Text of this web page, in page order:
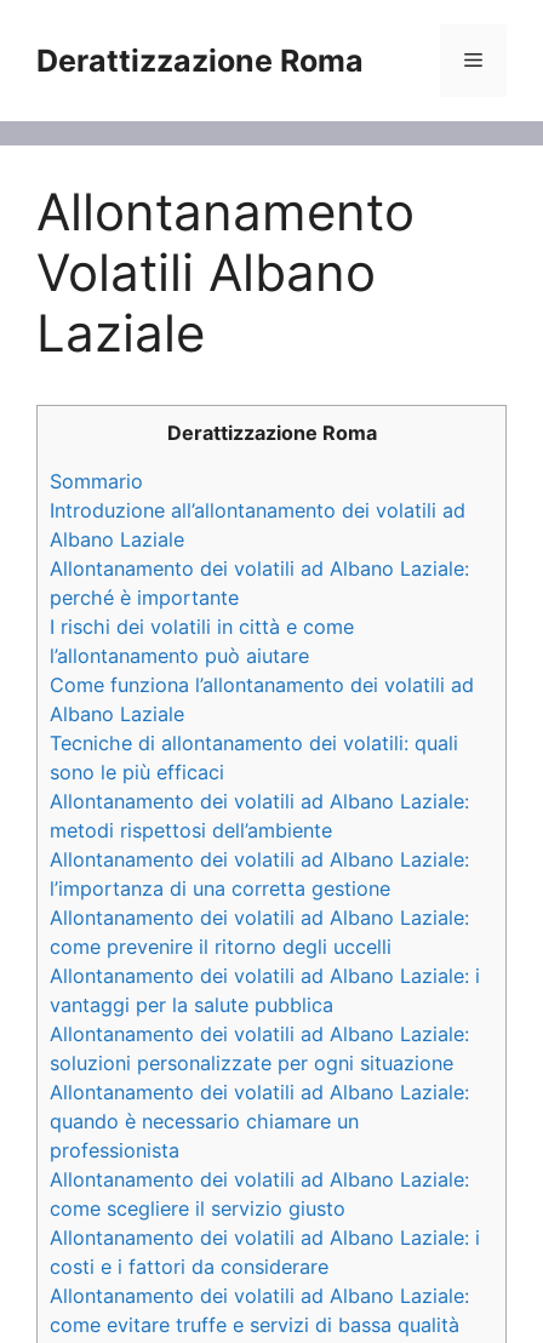
contenuto
Derattizzazione Roma Menu
Allontanamento
Volatili Albano
Laziale
Derattizzazione Roma
Sommario
Introduzione all’allontanamento dei volatili ad
Albano Laziale
Allontanamento dei volatili ad Albano Laziale:
perché è importante
I rischi dei volatili in città e come
l’allontanamento può aiutare
Come funziona l’allontanamento dei volatili ad
Albano Laziale
Tecniche di allontanamento dei volatili: quali
sono le più efficaci
Allontanamento dei volatili ad Albano Laziale:
metodi rispettosi dell’ambiente
Allontanamento dei volatili ad Albano Laziale:
l’importanza di una corretta gestione
Allontanamento dei volatili ad Albano Laziale:
come prevenire il ritorno degli uccelli
Allontanamento dei volatili ad Albano Laziale: i
vantaggi per la salute pubblica
Allontanamento dei volatili ad Albano Laziale:
soluzioni personalizzate per ogni situazione
Allontanamento dei volatili ad Albano Laziale:
quando è necessario chiamare un
professionista
Allontanamento dei volatili ad Albano Laziale:
come scegliere il servizio giusto
Allontanamento dei volatili ad Albano Laziale: i
costi e i fattori da considerare
Allontanamento dei volatili ad Albano Laziale:
come evitare truffe e servizi di bassa qualità